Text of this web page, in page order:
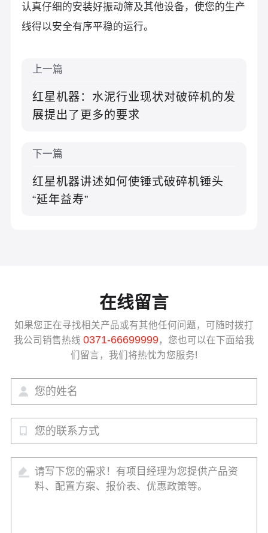
认真仔细的安装好振动筛及其他设备，使您的生产
线得以安全有序平稳的运行。
上一篇
红星机器：水泥行业现状对破碎机的发
展提出了更多的要求
下一篇
红星机器讲述如何使锤式破碎机锤头
“延年益寿”
在线留言
如果您正在寻找相关产品或有其他任何问题，可随时拨打
我公司销售热线 0371-66699999，您也可以在下面给我
们留言，我们将热忱为您服务!